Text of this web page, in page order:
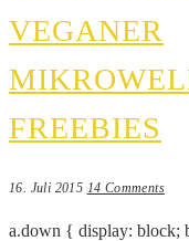
VEGANER
FREEBIES
16. Juli 2015 14 Comments
a.down { display: block;